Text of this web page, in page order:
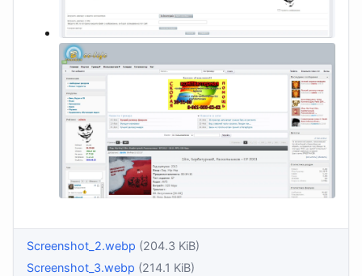
Screenshot_2.webp (204.3 KiB)
Screenshot_3.webp (214.1 KiB)